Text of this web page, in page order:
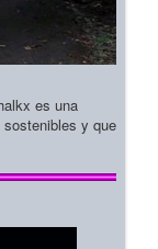
es una
y que